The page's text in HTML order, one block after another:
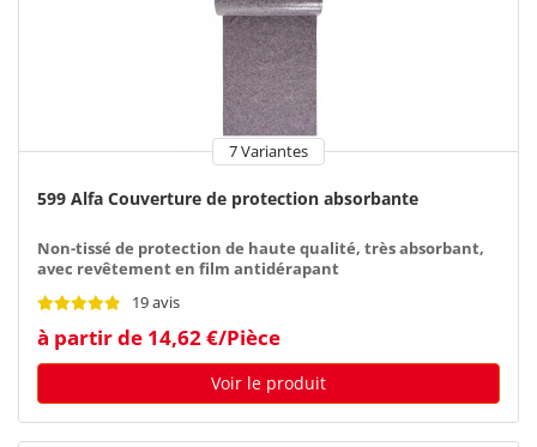
7 Variantes
599 Alfa Couverture de protection absorbante
Non-tissé de protection de haute qualité, très absorbant,
avec revêtement en film antidérapant
19 avis
à partir de 14,62 €/Pièce
Voir le produit